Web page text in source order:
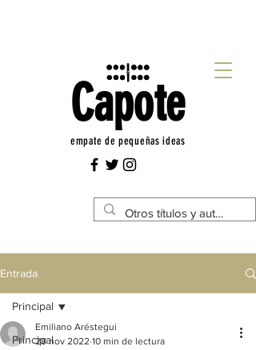
Capote
empate de pequeñas ideas
Entrada
Principal
Principal
Emiliano Aréstegui
28 nov 2022 10 min de lectura